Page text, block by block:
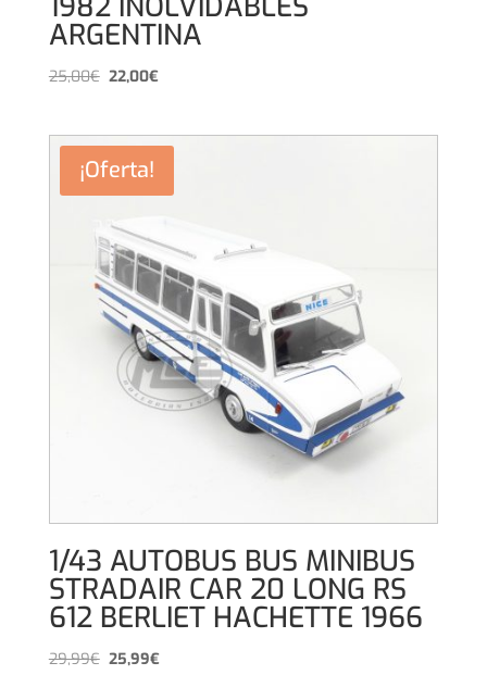
ARGENTINA
25,00€El
era:
25,00€.
22,00€El
es:
¡Oferta!
1/43 AUTOBUS BUS MINIBUS
STRADAIR CAR 20 LONG RS
612 BERLIET HACHETTE 1966
29,99€El25,99€El